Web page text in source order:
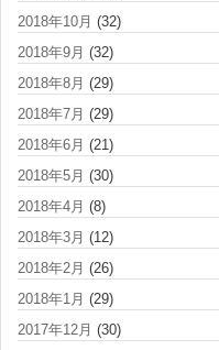
2018年10月 (32)
2018年9月 (32)
2018年8月 (29)
2018年7月 (29)
2018年6月 (21)
2018年5月 (30)
2018年4月 (8)
2018年3月 (12)
2018年2月 (26)
2018年1月 (29)
2017年12月 (30)